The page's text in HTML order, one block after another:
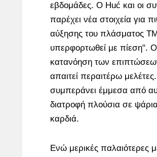
εβδομάδες. Ο Huć και οι
παρέχει νέα στοιχεία για
αύξησης του πλάσματος
υπερφορτωθεί με πίεση".
κατανόηση των
απαιτεί περαιτέρω
συμπεράνει έμμεσα από
διατροφή πλούσια σε
καρδιά.
Ενώ μερικές παλαιότερες